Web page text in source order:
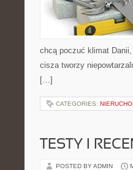
chcą poczuć klimat
cisza tworzy
[…]
CATEGORIES:
TESTY I
POSTED BY ADMIN